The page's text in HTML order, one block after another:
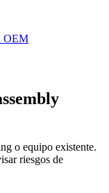
OEM
o equipo existente.
riesgos de